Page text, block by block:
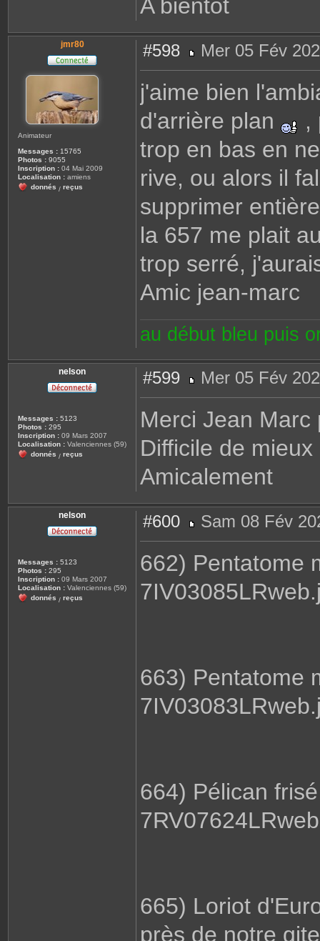
A bientôt
jmr80
Animateur
Messages : 15765
Photos : 9055
Inscription : 04 Mai 2009
Localisation : amiens
donnés / reçus
#598
e
a
e
Mer 05 Fév
j'aime bien
d'arrière plan
,
trop en bas en
rive, ou alors il
supprimer
la 657 me plait
trop serré,
Amic jean-marc
au début bleu puis
nelson
Messages : 5123
Photos : 295
Inscription : 09 Mars 2007
Localisation : Valenciennes (59)
donnés / reçus
#599
e
e
Mer 05 Fév
Merci Jean
Difficile de
Amicalement
nelson
Messages : 5123
Photos : 295
Inscription : 09 Mars 2007
Localisation : Valenciennes (59)
donnés / reçus
#600
e
s
a
e
Sam 08 Fév
662) Pentatome
663) Pentatome
664) Pélican frisé
665) Loriot
près de notre